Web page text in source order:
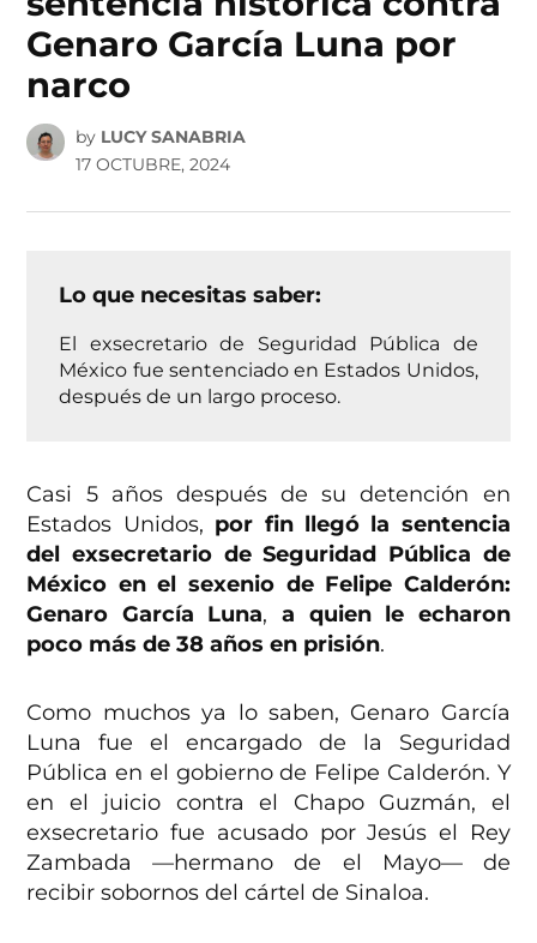
Genaro García Luna por
narco
by LUCY SANABRIA
17 OCTUBRE, 2024
Lo que necesitas saber:
El exsecretario de Seguridad Pública de
México fue sentenciado en Estados Unidos,
después de un largo proceso.
Casi 5 años después de su detención en
Estados Unidos, por fin llegó la sentencia
del exsecretario de Seguridad Pública de
México en el sexenio de Felipe Calderón:
Genaro García Luna, a quien le echaron
poco más de 38 años en prisión.
Como muchos ya lo saben, Genaro García
Luna fue el encargado de la Seguridad
Pública en el gobierno de Felipe Calderón. Y
en el juicio contra el Chapo Guzmán, el
exsecretario fue acusado por Jesús el Rey
Zambada —hermano de el Mayo— de
recibir sobornos del cártel de Sinaloa.